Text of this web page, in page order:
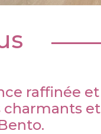
raffinée et
charmants et